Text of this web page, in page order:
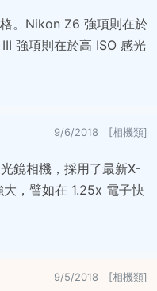
。Nikon Z6 強項則在於
強項則在於高 ISO 感光
9/6/2018 [相機類]
鏡相機，採用了最新X-
，譬如在 1.25x 電子快
9/5/2018 [相機類]